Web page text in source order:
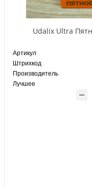
Udalix Ultra
Артикул
Штрихкод
Производитель
Лучшее